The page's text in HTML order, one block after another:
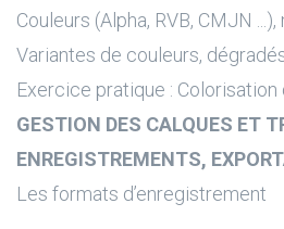
Couleurs (Alpha, RVB, CMJN
Variantes de couleurs,
Exercice pratique : Colorisation
GESTION DES CALQUES ET
ENREGISTREMENTS,
Les formats d’enregistrement